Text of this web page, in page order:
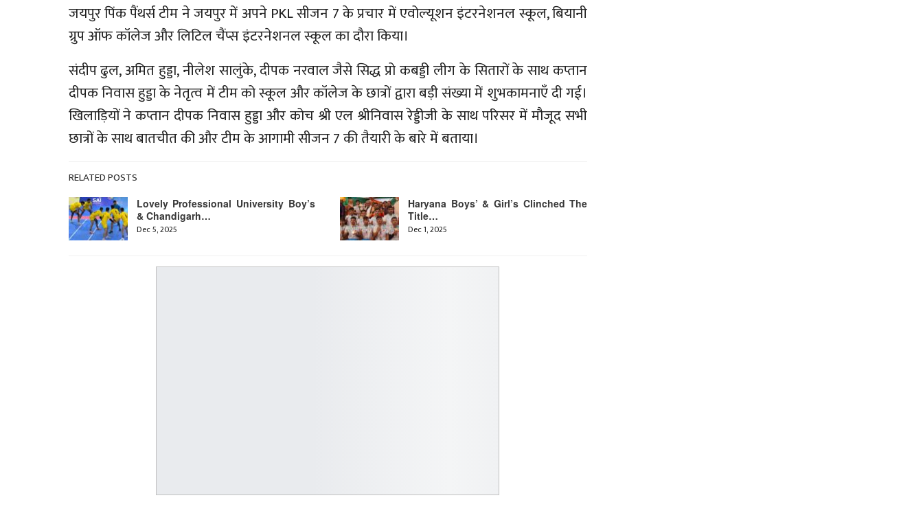
जयपुर पिंक पैंथर्स टीम ने जयपुर में अपने PKL सीजन 7 के प्रचार में एवोल्यूशन इंटरनेशनल स्कूल, बियानी
ग्रुप ऑफ कॉलेज और लिटिल चैंप्स इंटरनेशनल स्कूल का दौरा किया।
संदीप ढुल, अमित हुड्डा, नीलेश सालुंके, दीपक नरवाल जैसे सिद्ध प्रो कबड्डी लीग के सितारों के साथ कप्तान
दीपक निवास हुड्डा के नेतृत्व में टीम को स्कूल और कॉलेज के छात्रों द्वारा बड़ी संख्या में शुभकामनाएँ दी गई।
खिलाड़ियों ने कप्तान दीपक निवास हुड्डा और कोच श्री एल श्रीनिवास रेड्डीजी के साथ परिसर में मौजूद सभी
छात्रों के साथ बातचीत की और टीम के आगामी सीजन 7 की तैयारी के बारे में बताया।
RELATED POSTS
Lovely Professional University Boy’s
& Chandigarh…
Dec 5, 2025
Haryana Boys’ & Girl’s Clinched The
Title…
Dec 1, 2025